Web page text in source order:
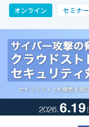
オンライン セミナー